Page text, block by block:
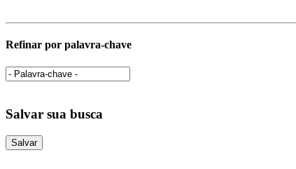
Refinar por palavra-chave
Salvar sua busca